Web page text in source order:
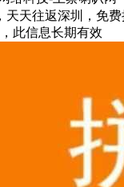
天往返深圳，免费
此信息长期有效